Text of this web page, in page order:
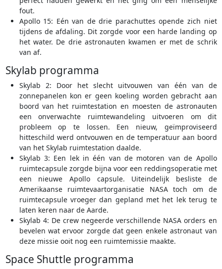
fout.
Apollo 15: Eén van de drie parachuttes opende zich niet
tijdens de afdaling. Dit zorgde voor een harde landing op
het water. De drie astronauten kwamen er met de schrik
van af.
Skylab programma
Skylab 2: Door het slecht uitvouwen van één van de
zonnepanelen kon er geen koeling worden gebracht aan
boord van het ruimtestation en moesten de astronauten
een onverwachte ruimtewandeling uitvoeren om dit
probleem op te lossen. Een nieuw, geïmproviseerd
hitteschild werd ontvouwen en de temperatuur aan boord
van het Skylab ruimtestation daalde.
Skylab 3: Een lek in één van de motoren van de Apollo
ruimtecapsule zorgde bijna voor een reddingsoperatie met
een nieuwe Apollo capsule. Uiteindelijk besliste de
Amerikaanse ruimtevaartorganisatie NASA toch om de
ruimtecapsule vroeger dan gepland met het lek terug te
laten keren naar de Aarde.
Skylab 4: De crew negeerde verschillende NASA orders en
bevelen wat ervoor zorgde dat geen enkele astronaut van
deze missie ooit nog een ruimtemissie maakte.
Space Shuttle programma